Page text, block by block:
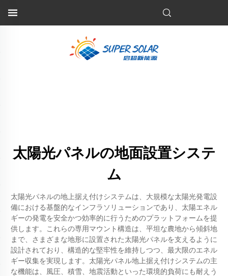
太陽光パネルの地面設置システ
ム
太陽光パネルの地上据え付けシステムは、大規模な太陽光発電設
備における基盤的なインフラソリューションであり、太陽エネル
ギーの発電を安全かつ効率的に行うためのプラットフォームを提
供します。これらの専用マウント構造は、平坦な農地から傾斜地
まで、さまざまな地形に設置された太陽光パネルを支えるように
設計されており、構造的な堅牢性を維持しつつ、最大限のエネル
ギー収集を実現します。太陽光パネル地上据え付けシステムの主
な機能は、風圧、積雪、地震活動といった環境的負荷にも耐えう